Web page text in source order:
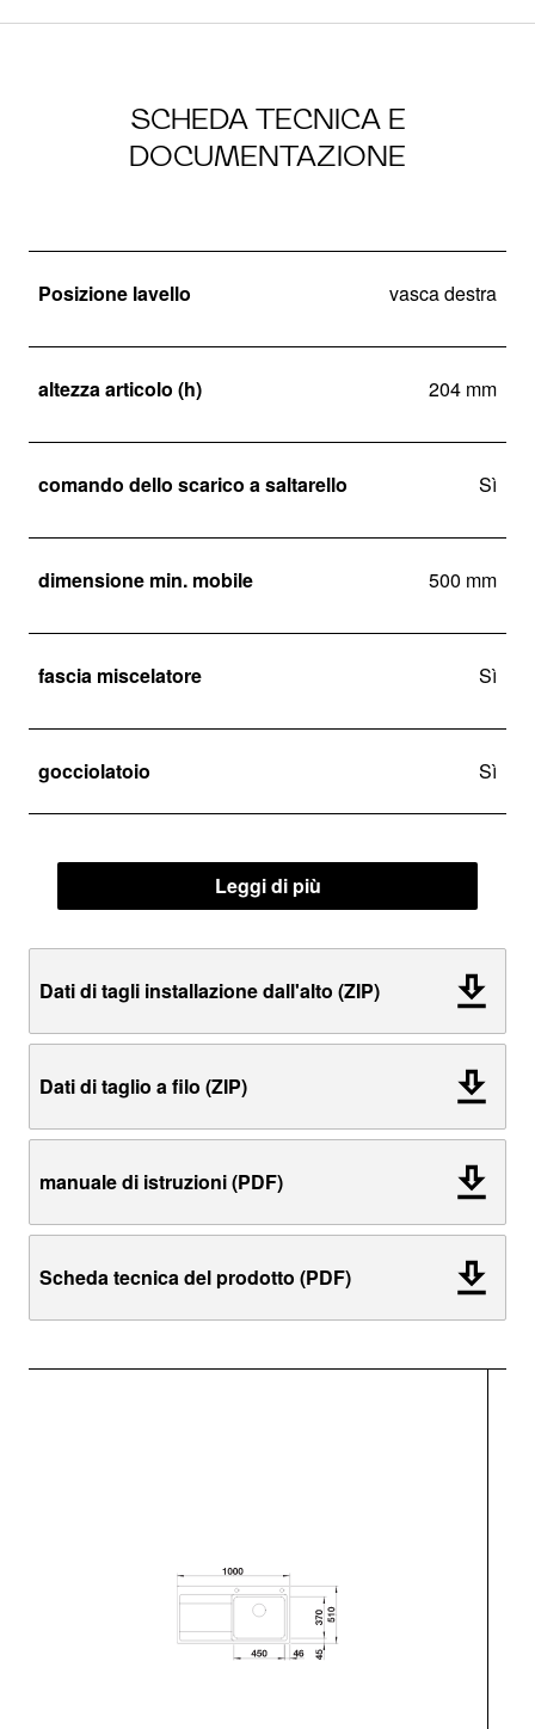
SCHEDA TECNICA E
DOCUMENTAZIONE
Posizione lavello vasca destra
altezza articolo (h) 204 mm
comando dello scarico a saltarello Sì
dimensione min. mobile 500 mm
fascia miscelatore Sì
gocciolatoio Sì
Leggi di più
Dati di tagli installazione dall'alto (ZIP)
Dati di taglio a filo (ZIP)
manuale di istruzioni (PDF)
Scheda tecnica del prodotto (PDF)